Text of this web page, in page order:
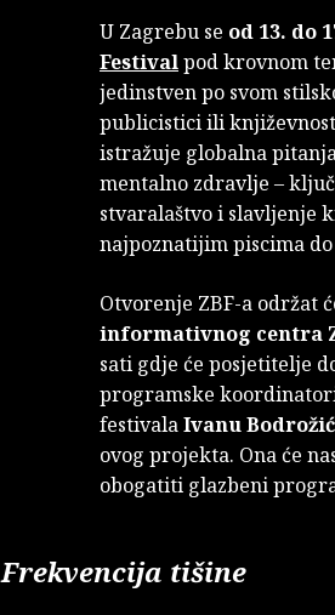
U Zagrebu se od 13. do
Festivalpod krovnom
jedinstven po svom
publicistici ili
istražuje globalna
mentalno zdravlje –
stvaralaštvo i slavljenje
najpoznatijim piscima
Otvorenje ZBF-a održat
informativnog centra
sati gdje će posjetitelje
programske
festivalaIvanu Bodrožić
ovog projekta. Ona će
obogatiti glazbeni
Frekvencija tišine